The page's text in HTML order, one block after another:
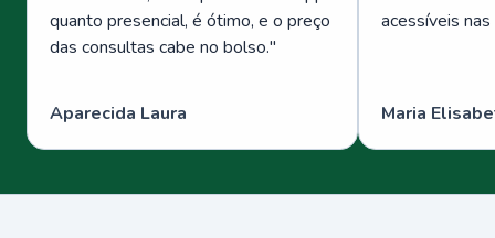
quanto presencial, é ótimo, e o preço
das consultas cabe no bolso."
Aparecida Laura
acessíveis
Maria